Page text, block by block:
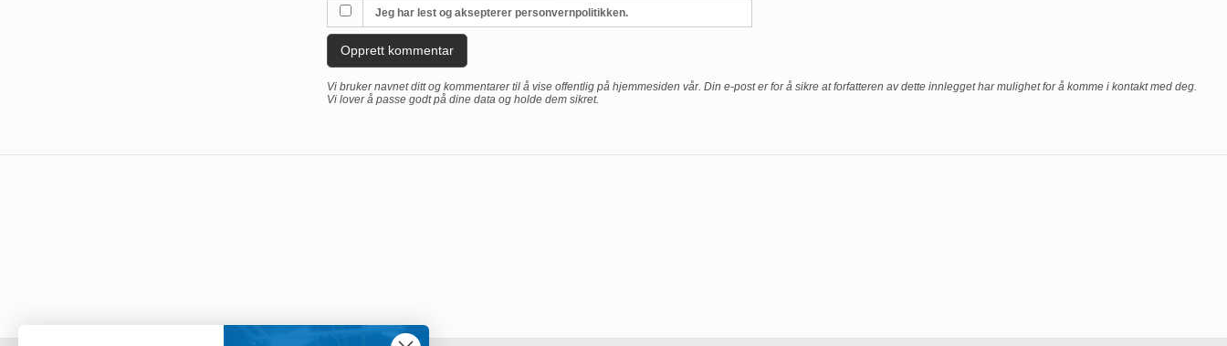
Jeg har lest og aksepterer personvernpolitikken.
Opprett kommentar
Vi bruker navnet ditt og kommentarer til å vise offentlig på hjemmesiden vår. Din e-post er for å sikre at forfatteren av dette innlegget har mulighet for å komme i kontakt med deg.
Vi lover å passe godt på dine data og holde dem sikret.